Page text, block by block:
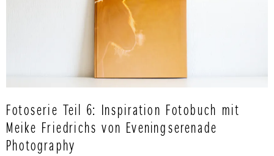
Fotoserie Teil 6: Inspiration Fotobuch mit
Meike Friedrichs von Eveningserenade
Photography